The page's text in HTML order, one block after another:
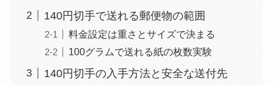
140円切手で送れる郵便物の範囲
料金設定は重さとサイズで決まる
100グラムで送れる紙の枚数実験
140円切手の入手方法と安全な送付先